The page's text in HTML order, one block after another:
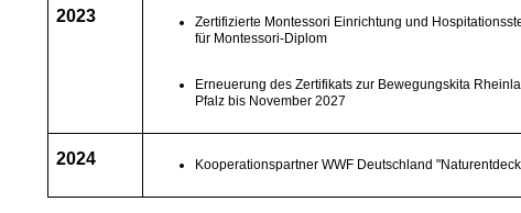
2023
Zertifizierte Montessori Einrichtung und
für Montessori-Diplom
Erneuerung des Zertifikats zur Bewegungskita
Pfalz bis November 2027
2024 Kooperationspartner WWF Deutschland